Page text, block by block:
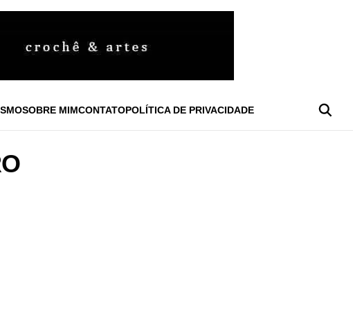
SOBRE MIMCONTATOPOLÍTICA DE PRIVACIDADE